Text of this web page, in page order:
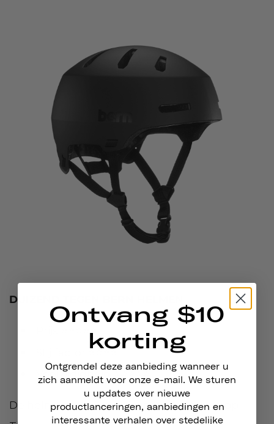
DUIZEND TEGEN BERN HELMEN
Prijs ⭐⭐⭐⭐⭐
Stijlfactor ⭐⭐⭐⭐
Veelzijdigheid ⭐⭐⭐⭐⭐
De helmen van Bern lijken qua ontwerp op
Ontvang $10
korting
Ontgrendel deze aanbieding wanneer u
zich aanmeldt voor onze e-mail. We sturen
u updates over nieuwe
productlanceringen, aanbiedingen en
interessante verhalen over stedelijke